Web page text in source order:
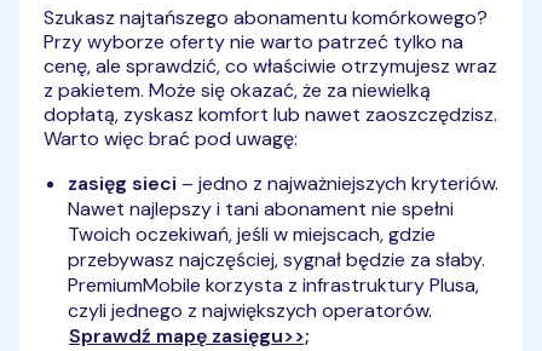
Szukasz najtańszego abonamentu komórkowego?
Przy wyborze oferty nie warto patrzeć tylko na
cenę, ale sprawdzić, co właściwie otrzymujesz wraz
z pakietem. Może się okazać, że za niewielką
dopłatą, zyskasz komfort lub nawet zaoszczędzisz.
Warto więc brać pod uwagę:
zasięg sieci – jedno z najważniejszych kryteriów.
Nawet najlepszy i tani abonament nie spełni
Twoich oczekiwań, jeśli w miejscach, gdzie
przebywasz najczęściej, sygnał będzie za słaby.
PremiumMobile korzysta z infrastruktury Plusa,
czyli jednego z największych operatorów.
Sprawdź mapę zasięgu>>;